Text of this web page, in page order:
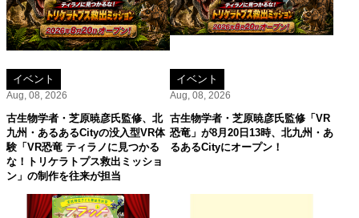
イベント
Aug, 08, 2026
古生物学者・芝原暁彦氏監修、北
九州・あるあるCityの没入型VR体
験「VR恐竜 ティラノに見つかる
な！トリケラトプス救出ミッショ
ン」の制作を往来が担当
イベント
Aug, 08, 2026
古生物学者・芝原暁彦氏監修「VR
恐竜」が8月20日13時、北九州・あ
るあるCityにオープン！